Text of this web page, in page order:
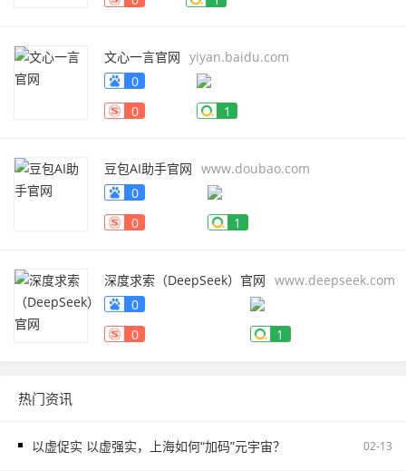
文心一言官网 yiyan.baidu.com
0
0
1
豆包AI助手官网 www.doubao.com
0
0
1
深度求索（DeepSeek）官网 www.deepseek.com
0
0
1
热门资讯
以虚促实 以虚强实，上海如何“加码”元宇宙？ 02-13